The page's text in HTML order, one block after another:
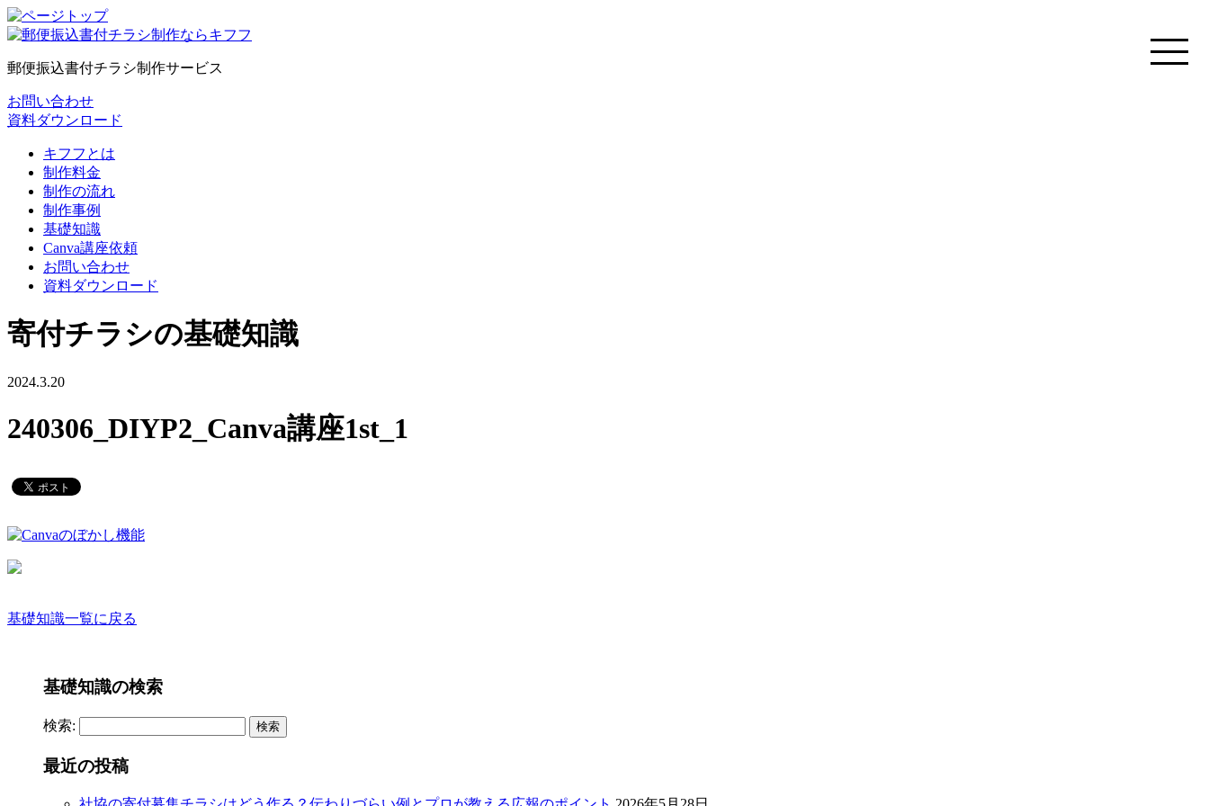
郵便振込書付チラシ制作サービス
お問い合わせ
資料ダウンロード
キフフとは
制作料金
制作の流れ
制作事例
基礎知識
Canva講座依頼
お問い合わせ
資料ダウンロード
寄付チラシの基礎知識
2024.3.20
240306_DIYP2_Canva講座1st_1
基礎知識一覧に戻る
基礎知識の検索
検索:
最近の投稿